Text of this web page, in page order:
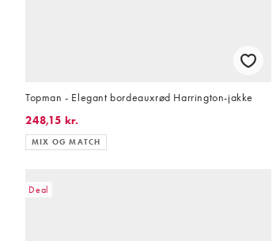
Topman - Elegant bordeauxrød Harrington-jakke
248,15 kr.
MIX OG MATCH
Deal